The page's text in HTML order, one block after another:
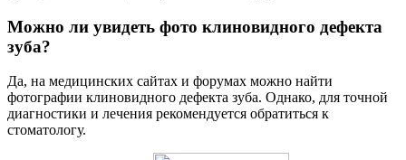
Можно ли увидеть фото клиновидного дефекта
зуба?
Да, на медицинских сайтах и форумах можно найти
фотографии клиновидного дефекта зуба. Однако, для точной
диагностики и лечения рекомендуется обратиться к
стоматологу.